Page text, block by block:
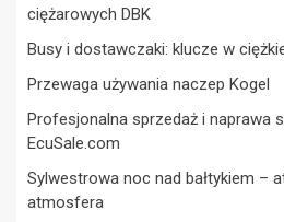
ciężarowych DBK
Busy i dostawczaki: klucze w
Przewaga używania naczep Kogel
Profesjonalna sprzedaż i naprawa
EcuSale.com
Sylwestrowa noc nad bałtykiem –
atmosfera